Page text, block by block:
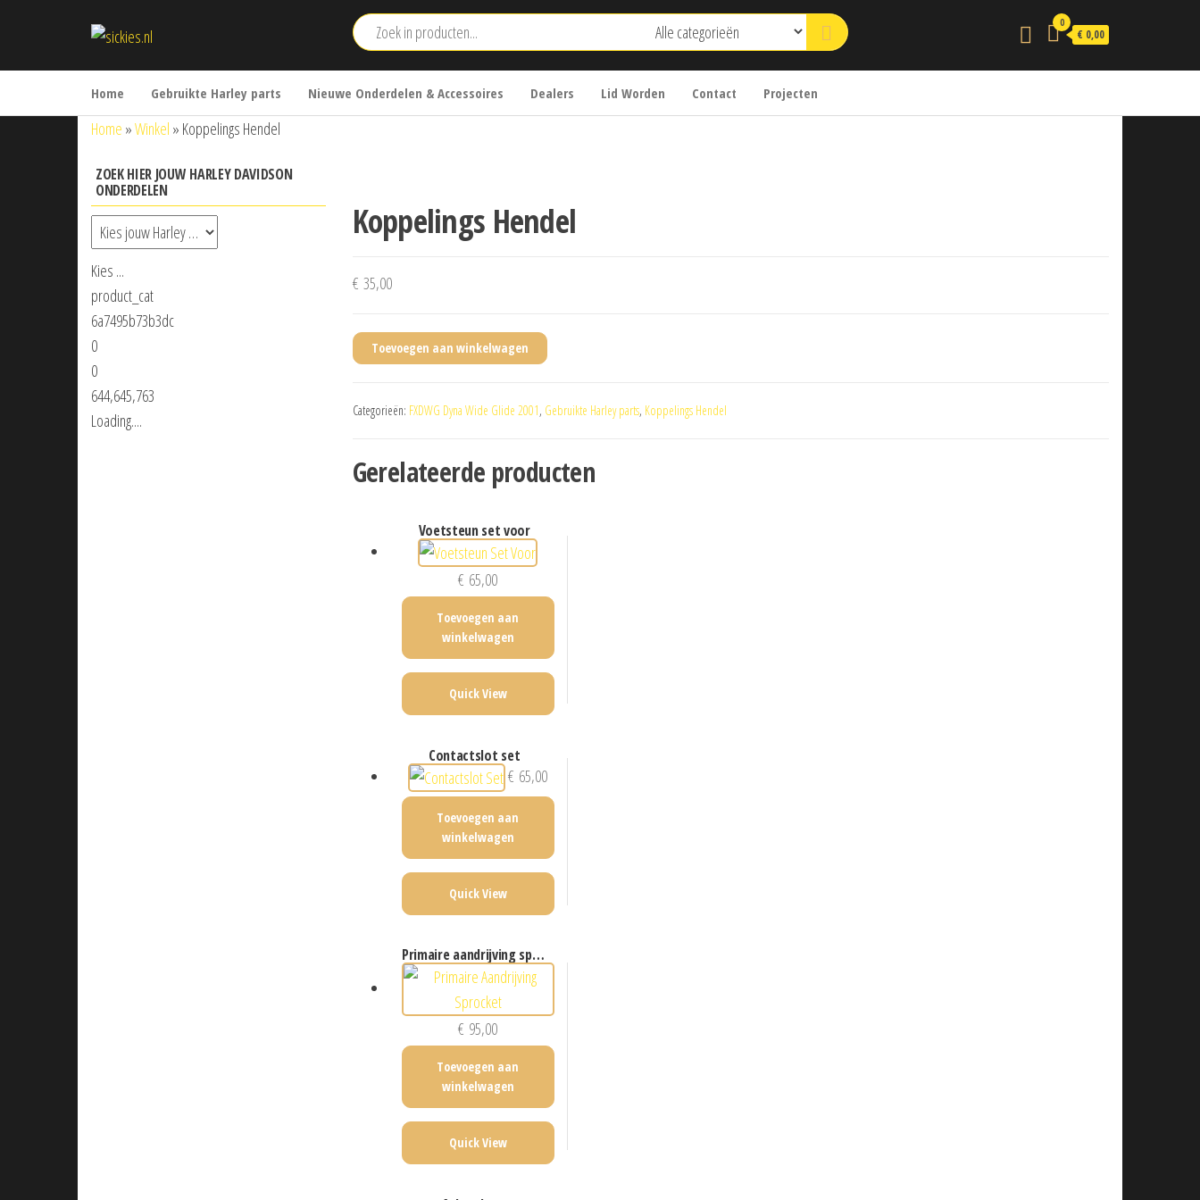
0
€ 0,00
Home Gebruikte Harley parts Nieuwe Onderdelen & Accessoires Dealers Lid Worden Contact Projecten
Home »Winkel » Koppelings Hendel
Koppelings Hendel
€ 35,00
Toevoegen aan winkelwagen
Categorieën: FXDWG Dyna Wide Glide 2001, Gebruikte Harley parts, Koppelings Hendel
Gerelateerde producten
voetsteun set voor
€ 65,00
Toevoegen aan
winkelwagen
Quick View
contactslot set
€ 65,00
Toevoegen aan
winkelwagen
Quick View
primaire aandrijving sprocket
€ 95,00
Toevoegen aan
winkelwagen
Quick View
ZOEK HIER JOUW HARLEY DAVIDSON
ONDERDELEN
Kies ...
product_cat
6a7495b73b3dc
0
0
644,645,763
Loading....